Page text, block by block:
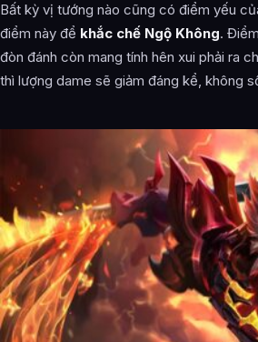
Bất kỳ vị tướng nào cũng có điểm yếu
điểm này để khắc chế Ngộ Không.
đòn đánh còn mang tính hên xui phải ra
thì lượng dame sẽ giảm đáng kể, không